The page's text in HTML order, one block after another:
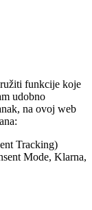
funkcije koje
udobno
na ovoj web
Tracking)
Mode, Klarna,